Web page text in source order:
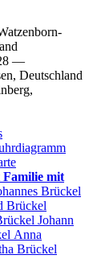
—
Deutschland
Familie mit
Brückel
Brückel
Johann
Anna
Brückel